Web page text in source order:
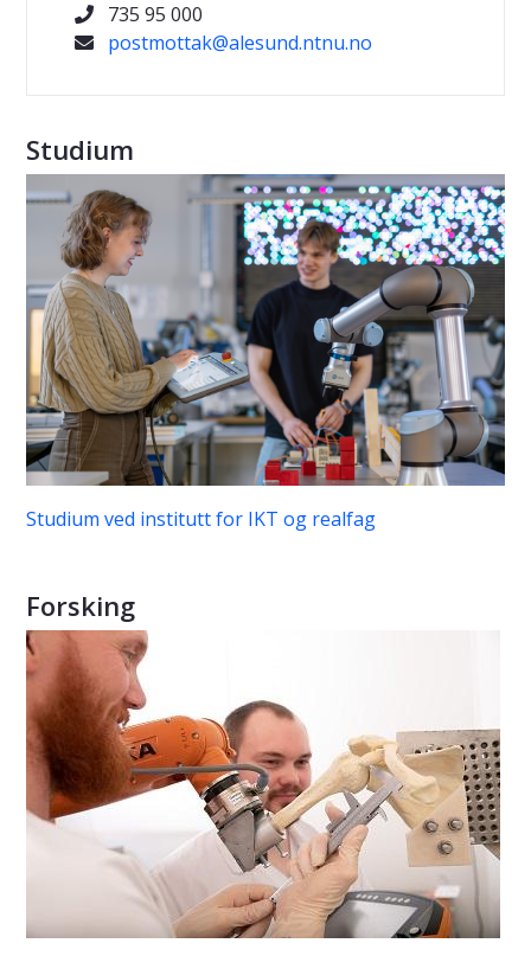

735 95 000
postmottak@alesund.ntnu.no
Studium
Studium ved institutt for IKT og realfag
Forsking